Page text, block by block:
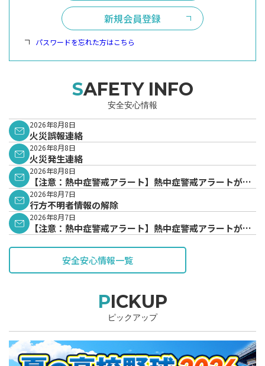
新規会員登録
パスワードを忘れた方はこちら
SAFETY INFO
安全安心情報
2026年8月8日
火災誤報連絡
2026年8月8日
火災発生連絡
2026年8月8日
【注意：熱中症警戒アラート】熱中症警戒アラートが発
表されています。
2026年8月7日
行方不明者情報の解除
2026年8月7日
【注意：熱中症警戒アラート】熱中症警戒アラートが発
安全安心情報一覧
PICKUP
ピックアップ